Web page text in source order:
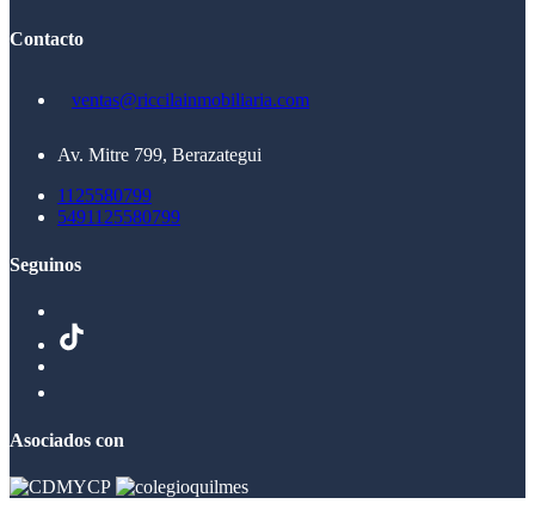
Contacto
ventas@riccilainmobiliaria.com
Av. Mitre 799, Berazategui
1125580799
5491125580799
Seguinos
Asociados con